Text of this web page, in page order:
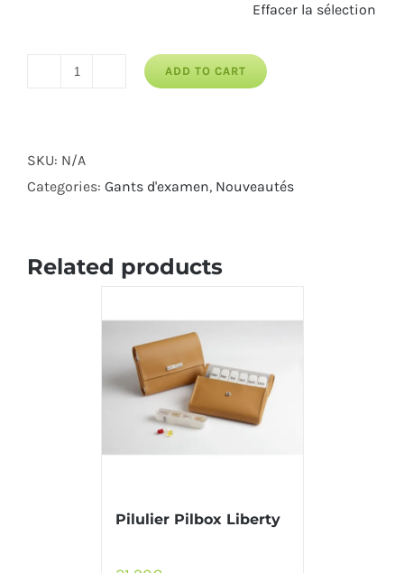
Effacer la sélection
quantity
ADD TO CART
SKU: N/A
Categories: Gants d'examen, Nouveautés
Related products
Pilulier Pilbox Liberty